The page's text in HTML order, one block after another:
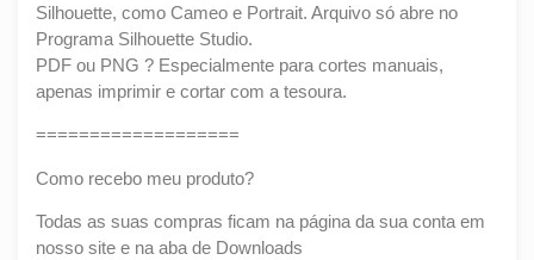
Silhouette, como Cameo e Portrait. Arquivo só abre no
Programa Silhouette Studio.
PDF ou PNG ? Especialmente para cortes manuais,
apenas imprimir e cortar com a tesoura.
===================
Como recebo meu produto?
Todas as suas compras ficam na página da sua conta em
nosso site e na aba de Downloads